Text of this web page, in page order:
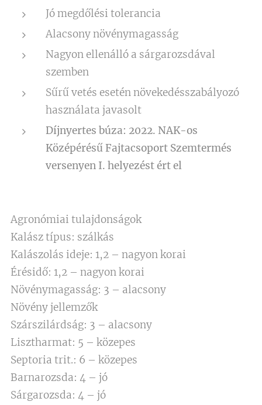
Jó megdőlési tolerancia
Alacsony növénymagasság
Nagyon ellenálló a sárgarozsdával
szemben
Sűrű vetés esetén növekedésszabályozó
használata javasolt
Díjnyertes búza: 2022. NAK-os
Középérésű Fajtacsoport Szemtermés
versenyen I. helyezést ért el
Agronómiai tulajdonságok
Kalász típus: szálkás
Kalászolás ideje: 1,2 – nagyon korai
Érésidő: 1,2 – nagyon korai
Növénymagasság: 3 – alacsony
Növény jellemzők
Szárszilárdság: 3 – alacsony
Lisztharmat: 5 – közepes
Septoria trit.: 6 – közepes
Barnarozsda: 4 – jó
Sárgarozsda: 4 – jó